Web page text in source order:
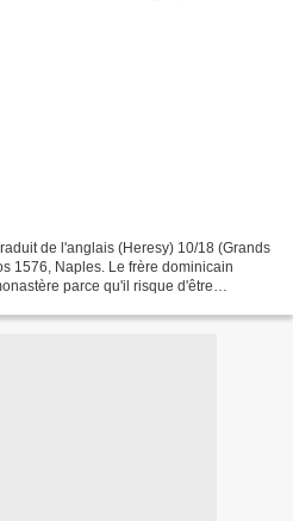
de l'anglais (Heresy) 10/18 (Grands
1576, Naples. Le frère dominicain
parce qu'il risque d'être